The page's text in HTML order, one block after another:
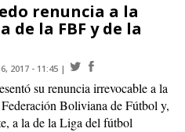
renuncia a la
de la FBF y de la
2017 - 11:45
su renuncia irrevocable a la
Boliviana de Fútbol y,
a la de la Liga del fútbol